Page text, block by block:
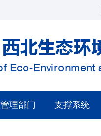
管理部门 支撑系统